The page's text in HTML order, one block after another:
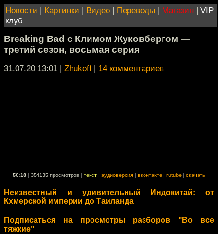
Новости | Картинки | Видео | Переводы | Магазин | VIP
клуб
Breaking Bad с Климом Жуковбергом —
третий сезон, восьмая серия
31.07.20 13:01 | Zhukoff | 14 комментариев
50:18 354135 просмотров текст аудиоверсия вконтакте rutube скачать
Неизвестный и удивительный Индокитай: от
Кхмерской империи до Таиланда
Подписаться на просмотры разборов "Во все
тяжкие"